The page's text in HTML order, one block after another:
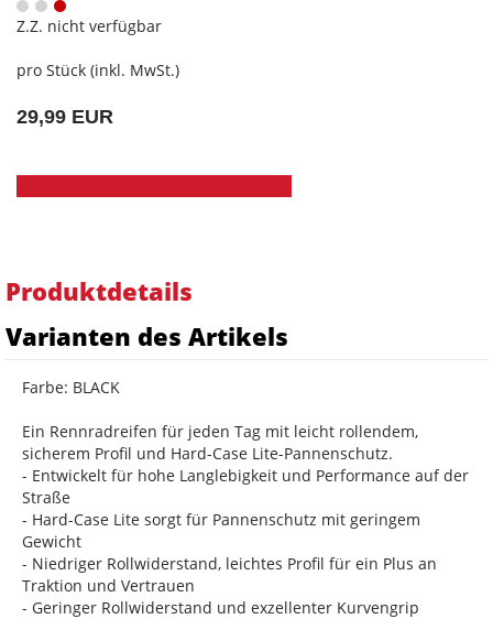
Z.Z. nicht verfügbar
pro Stück (inkl. MwSt.)
29,99 EUR
Produktdetails
Varianten des Artikels
Farbe: BLACK
Ein Rennradreifen für jeden Tag mit leicht rollendem,
sicherem Profil und Hard-Case Lite-Pannenschutz.
- Entwickelt für hohe Langlebigkeit und Performance auf der
Straße
- Hard-Case Lite sorgt für Pannenschutz mit geringem
Gewicht
- Niedriger Rollwiderstand, leichtes Profil für ein Plus an
Traktion und Vertrauen
- Geringer Rollwiderstand und exzellenter Kurvengrip